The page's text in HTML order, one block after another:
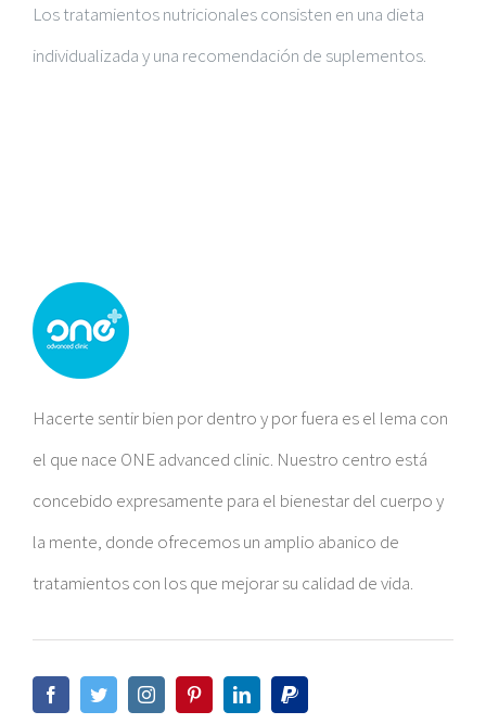
Los tratamientos nutricionales consisten en una dieta
individualizada y una recomendación de suplementos.
Hacerte sentir bien por dentro y por fuera es el lema con
el que nace ONE advanced clinic. Nuestro centro está
concebido expresamente para el bienestar del cuerpo y
la mente, donde ofrecemos un amplio abanico de
tratamientos con los que mejorar su calidad de vida.